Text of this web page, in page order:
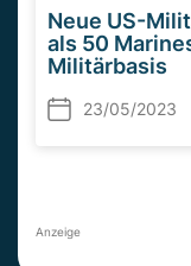
Neue US-
als 50
Militärbasis
23/05/2023
Anzeige